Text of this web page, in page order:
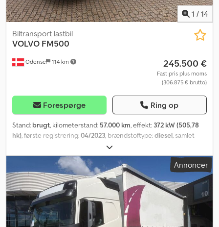
1 / 14
Odense 114 km
Biltransport lastbil
VOLVO FM500
245.500 €
Fast pris plus moms
(306.875 € brutto)
Forespørge Ring op
Stand: brugt, kilometerstand: 57.000 km, effekt: 372 kW (505,78
hk), første registrering:04/2023, brændstoftype:diesel, samlet
, akslekonfiguration:
automatisk, emissionsklasse:Euro 6, Produktionsår:2023, Udstyr:
Annoncer